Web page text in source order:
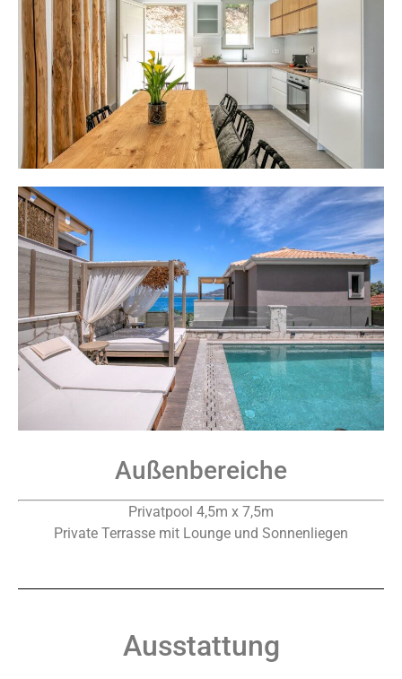
Außenbereiche
Privatpool 4,5m x 7,5m
Private Terrasse mit Lounge und Sonnenliegen
Ausstattung